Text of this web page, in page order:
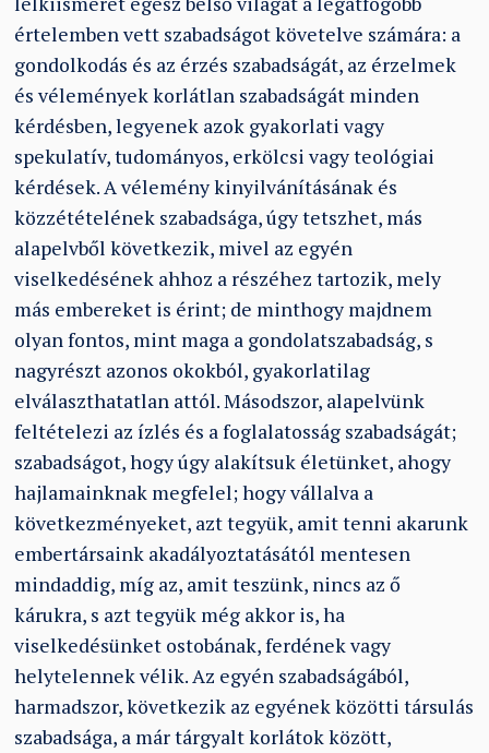
értelemben vett szabadságot követelve számára: a
gondolkodás és az érzés szabadságát, az érzelmek
és vélemények korlátlan szabadságát minden
kérdésben, legyenek azok gyakorlati vagy
spekulatív, tudományos, erkölcsi vagy teológiai
kérdések. A vélemény kinyilvánításának és
közzétételének szabadsága, úgy tetszhet, más
alapelvből következik, mivel az egyén
viselkedésének ahhoz a részéhez tartozik, mely
más embereket is érint; de minthogy majdnem
olyan fontos, mint maga a gondolatszabadság, s
nagyrészt azonos okokból, gyakorlatilag
elválaszthatatlan attól. Másodszor, alapelvünk
feltételezi az ízlés és a foglalatosság szabadságát;
szabadságot, hogy úgy alakítsuk életünket, ahogy
hajlamainknak megfelel; hogy vállalva a
következményeket, azt tegyük, amit tenni akarunk
embertársaink akadályoztatásától mentesen
mindaddig, míg az, amit teszünk, nincs az ő
kárukra, s azt tegyük még akkor is, ha
viselkedésünket ostobának, ferdének vagy
helytelennek vélik. Az egyén szabadságából,
harmadszor, következik az egyének közötti társulás
szabadsága, a már tárgyalt korlátok között,